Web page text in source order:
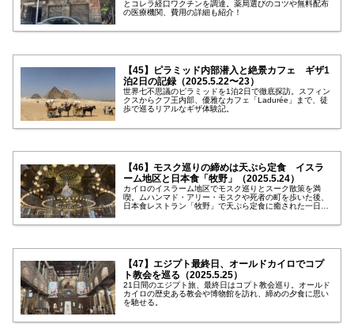
とコレラ経口ワクチンを調達。薬局選びのコツや無料配布
の医療機関、費用の詳細も紹介！
【45】ピラミッド内部潜入と絶景カフェ ギザ1
泊2日の記録（2025.5.22〜23）
世界七不思議のピラミッドを1泊2日で徹底探訪。スフィン
クスからクフ王内部、優雅なカフェ「Ladurée」まで、徒
歩で巡るリアルなギザ体験記。
【46】モスク巡りの締めは天ぷら定食 イスラ
ーム地区と日本食「牧野」（2025.5.24）
カイロのイスラーム地区でモスク巡りとスーク散策を満
喫。ムハンマド・アリー・モスクや死者の町を歩いた後、
日本食レストラン「牧野」で天ぷら定食に癒された一日を
【47】エジプト最終日、オールドカイロでコプ
ト教会を巡る（2025.5.25）
21日間のエジプト旅、最終日はコプト教会巡り。オールド
カイロの歴史ある教会や博物館を訪れ、締めの夕食に思い
を馳せる。